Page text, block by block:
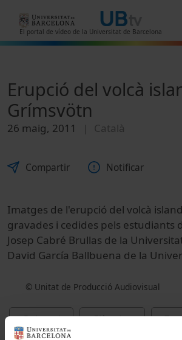
El portal de vídeo de la Universitat de Barcelona
Erupció del volcà
Grímsvötn
26 maig, 2011 Català
Compartir Notificar
Imatges de l'erupció del volcà
gravades i cedides pels estudiants
Josep Cabré Brullas de la
David García Ballbuena de la
© Unitat de Producció Audiovisual
Cultural Ciències